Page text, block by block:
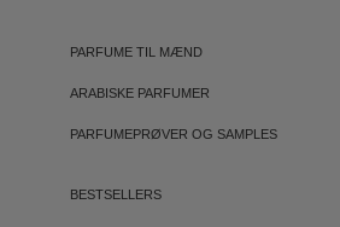
PARFUME TIL MÆND
ARABISKE PARFUMER
PARFUMEPRØVER OG SAMPLES
BESTSELLERS